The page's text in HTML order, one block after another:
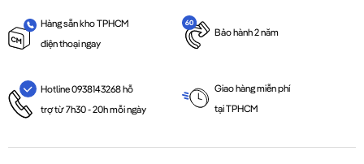
Hàng sẵn kho TPHCM
điện thoại ngay
Bảo hành 2 năm
Hotline 0938143268 hỗ
trợ từ 7h30 - 20h mỗi ngày
Giao hàng miễn phí
tại TPHCM